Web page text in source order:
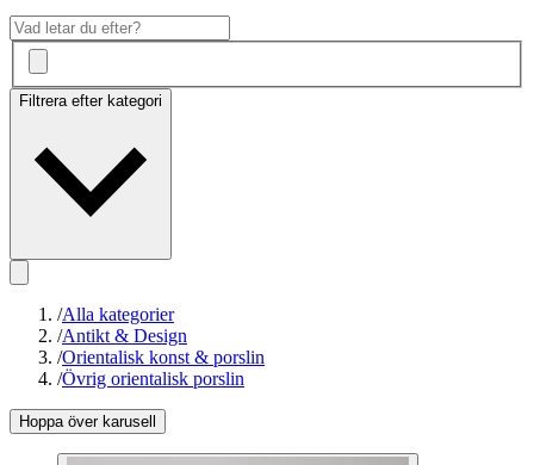
Filtrera efter kategori
/Alla kategorier
/Antikt & Design
/Orientalisk konst & porslin
/Övrig orientalisk porslin
Hoppa över karusell